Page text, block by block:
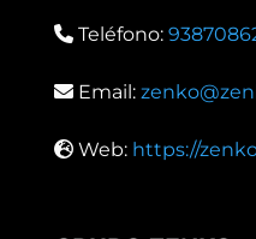
Teléfono:
Email:
Web: https://